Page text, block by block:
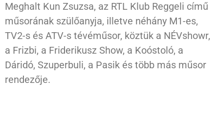
Meghalt Kun Zsuzsa, az RTL Klub Reggeli című
műsorának szülőanyja, illetve néhány M1-es,
TV2-s és ATV-s tévéműsor, köztük a NÉVshowr,
a Frizbi, a Friderikusz Show, a Koóstoló, a
Dáridó, Szuperbuli, a Pasik és több más műsor
rendezője.